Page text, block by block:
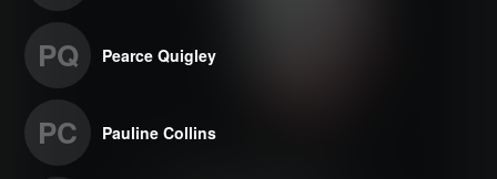
PQ Pearce Quigley
PC Pauline Collins